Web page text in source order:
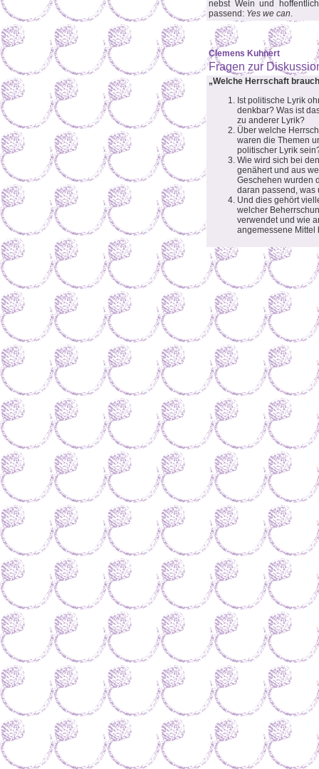
nebst Wein und
passend: Yes we can.
Clemens Kuhnert
Fragen zur
„Welche Herrschaft
Ist politische Lyrik
denkbar? Was ist
zu anderer Lyrik?
Über welche
waren die Themen
politischer Lyrik
Wie wird sich bei
genähert und aus
Geschehen wurden
daran passend, was
Und dies gehört
welcher
verwendet und wie
angemessene Mittel